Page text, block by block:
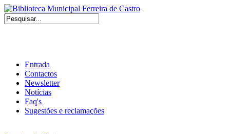
Entrada
Contactos
Newsletter
Notícias
Faq's
Sugestões e reclamações